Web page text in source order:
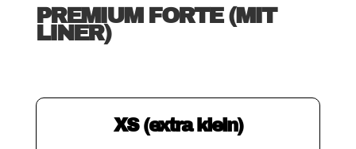
PREMIUM FORTE (MIT
LINER)
XS (extra klein)